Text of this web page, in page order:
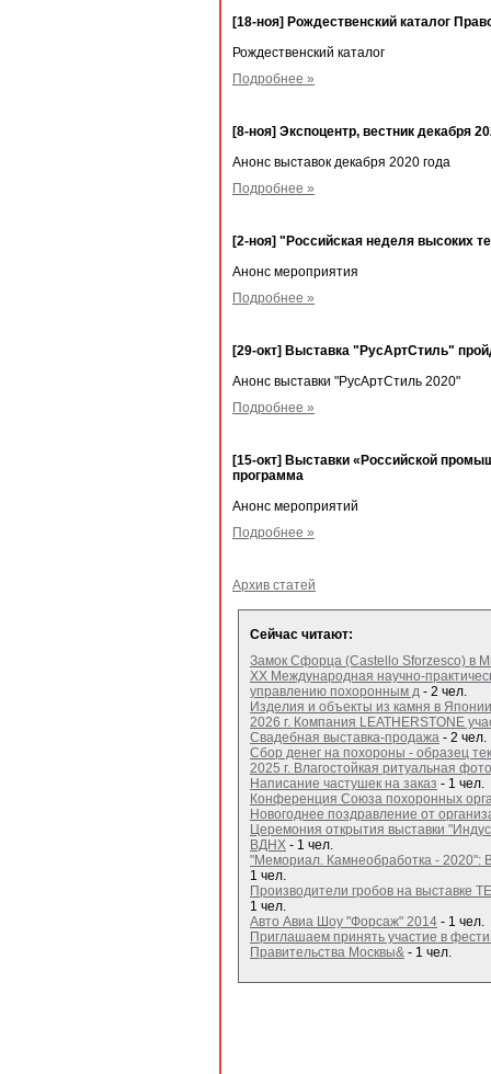
[18-ноя] Рождественский каталог
Рождественский каталог
Подробнее »
[8-ноя] Экспоцентр, вестник декабря
Анонс выставок декабря 2020 года
Подробнее »
[2-ноя] "Российская неделя высоких
Анонс мероприятия
Подробнее »
[29-окт] Выставка "РусАртСтиль"
Анонс выставки "РусАртСтиль 2020"
Подробнее »
[15-окт] Выставки «Российской
программа
Анонс мероприятий
Подробнее »
Архив статей
Сейчас читают:
Замок Сфорца (Castello Sforzesco) в
XX Международная научно-
управлению похоронным д - 2 чел.
Изделия и объекты из камня в Японии
2026 г. Компания LEATHERSTONE
Свадебная выставка-продажа - 2 чел.
Сбор денег на похороны - образец
2025 г. Влагостойкая ритуальная
Написание частушек на заказ - 1 чел.
Конференция Союза похоронных
Новогоднее поздравление от
Церемония открытия выставки
ВДНХ - 1 чел.
"Мемориал. Камнеобработка - 2020":
1 чел.
Производители гробов на выставке
1 чел.
Авто Авиа Шоу "Форсаж" 2014 - 1 чел.
Приглашаем принять участие в
Правительства Москвы& - 1 чел.